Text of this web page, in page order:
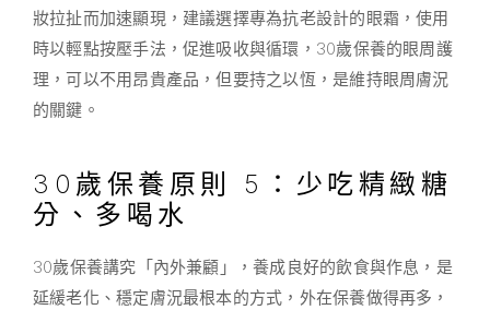
妝拉扯而加速顯現，建議選擇專為抗老設計的眼霜，使用
時以輕點按壓手法，促進吸收與循環，30歲保養的眼周護
理，可以不用昂貴產品，但要持之以恆，是維持眼周膚況
的關鍵。
30歲保養原則 5：少吃精緻糖
分、多喝水
30歲保養講究「內外兼顧」，養成良好的飲食與作息，是
延緩老化、穩定膚況最根本的方式，外在保養做得再多，